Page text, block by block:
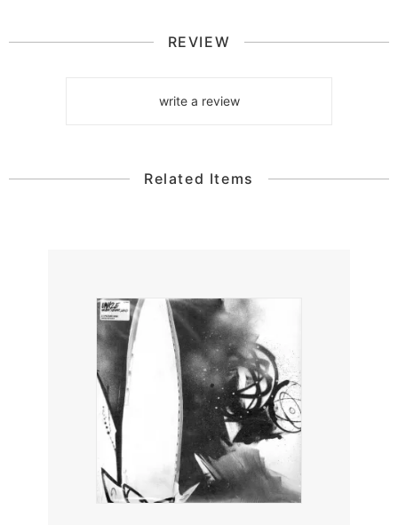
REVIEW
write a review
Related Items